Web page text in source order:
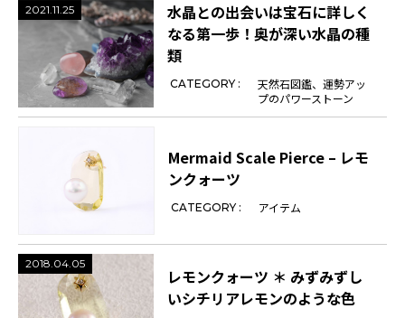
2021.11.25
水晶との出会いは宝石に詳しく
なる第一歩！奥が深い水晶の種
類
CATEGORY : 天然石図鑑
運勢アッ
プのパワーストーン
Mermaid Scale Pierce – レモ
ンクォーツ
CATEGORY : アイテム
2018.04.05
レモンクォーツ ＊ みずみずし
いシチリアレモンのような色